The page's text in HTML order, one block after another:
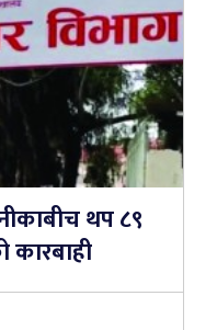
थप ८९
कारबाही